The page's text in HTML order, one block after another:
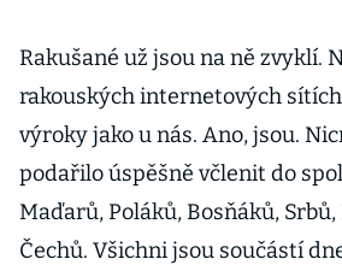
Rakušané už jsou na ně zvyklí.
rakouských internetových
výroky jako u nás. Ano, jsou.
podařilo úspěšně včlenit do
Maďarů, Poláků, Bosňáků,
Čechů. Všichni jsou součástí